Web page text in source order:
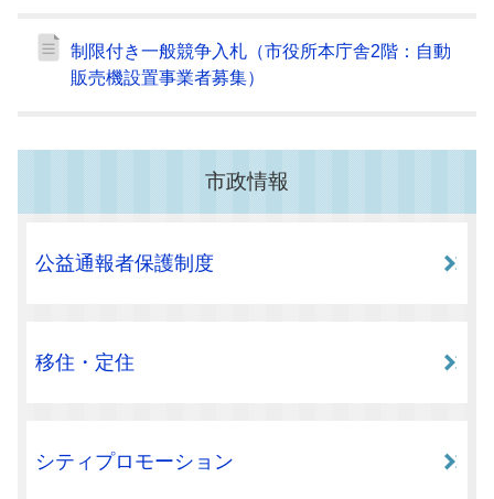
制限付き一般競争入札（市役所本庁舎2階：自動
販売機設置事業者募集）
市政情報
公益通報者保護制度
移住・定住
シティプロモーション